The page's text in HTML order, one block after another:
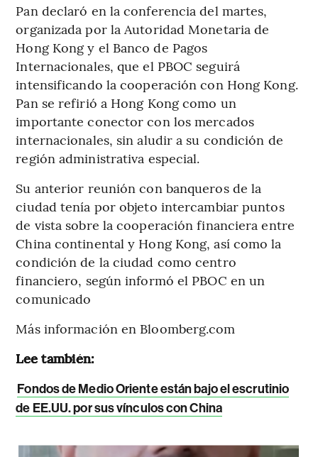
Pan declaró en la conferencia del martes,
organizada por la Autoridad Monetaria de
Hong Kong y el Banco de Pagos
Internacionales, que el PBOC seguirá
intensificando la cooperación con Hong Kong.
Pan se refirió a Hong Kong como un
importante conector con los mercados
internacionales, sin aludir a su condición de
región administrativa especial.
Su anterior reunión con banqueros de la
ciudad tenía por objeto intercambiar puntos
de vista sobre la cooperación financiera entre
China continental y Hong Kong, así como la
condición de la ciudad como centro
financiero, según informó el PBOC en un
comunicado
Más información en Bloomberg.com
Lee también:
Fondos de Medio Oriente están bajo el escrutinio
de EE.UU. por sus vínculos con China